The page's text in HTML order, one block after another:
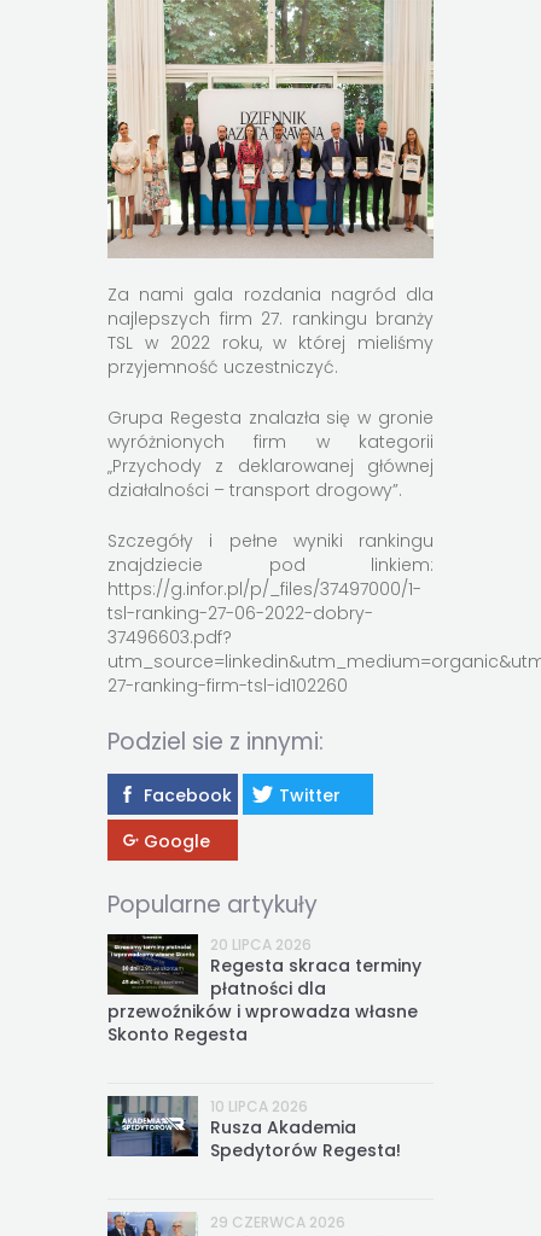
Za nami gala rozdania nagród dla
najlepszych firm 27. rankingu branży
TSL w 2022 roku, w której mieliśmy
przyjemność uczestniczyć.
Grupa Regesta znalazła się w gronie
wyróżnionych firm w kategorii
„Przychody z deklarowanej głównej
działalności – transport drogowy”.
Szczegóły i pełne wyniki rankingu
znajdziecie pod linkiem:
https://g.infor.pl/p/_files/37497000/1-
tsl-ranking-27-06-2022-dobry-
37496603.pdf?
27-ranking-firm-tsl-id102260
Podziel sie z innymi:
Facebook
Twitter
Google
Popularne artykuły
20 LIPCA 2026
Regesta skraca terminy
płatności dla
przewoźników i wprowadza własne
Skonto Regesta
10 LIPCA 2026
Rusza Akademia
Spedytorów Regesta!
29 CZERWCA 2026